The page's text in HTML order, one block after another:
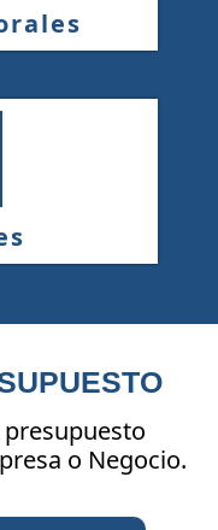
o Negocio.